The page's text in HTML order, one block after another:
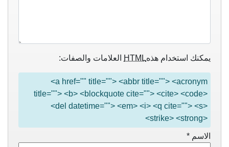
يمكنك استخدام هذهHTML العلامات والصفات:
<a href="" title=""> <abbr title=""> <acronym
title=""> <b> <blockquote cite=""> <cite> <code>
<del datetime=""> <em> <i> <q cite=""> <s>
<strike> <strong>
الاسم *